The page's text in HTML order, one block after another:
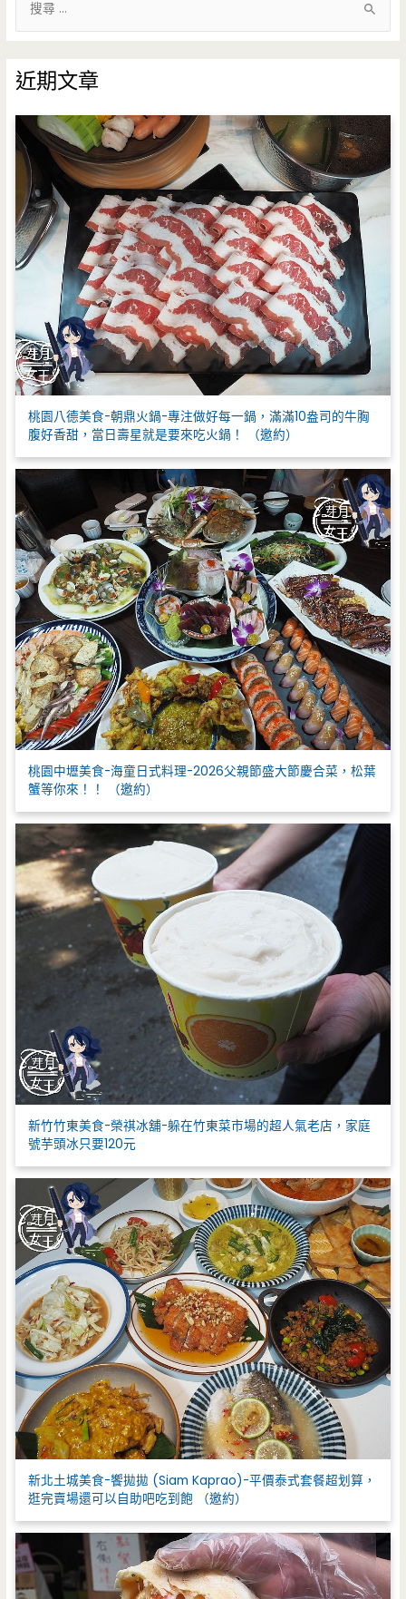
鍵
字
:
近期文章
桃園八德美食-朝鼎火鍋-專注做好每一鍋，滿滿10盎司的牛胸
腹好香甜，當日壽星就是要來吃火鍋！ （邀約）
桃園中壢美食-海童日式料理-2026父親節盛大節慶合菜，松葉
蟹等你來！！ （邀約）
新竹竹東美食-榮祺冰舖-躲在竹東菜市場的超人氣老店，家庭
號芋頭冰只要120元
新北土城美食-饗拋拋 (Siam Kaprao)-平價泰式套餐超划算，
逛完賣場還可以自助吧吃到飽 （邀約）